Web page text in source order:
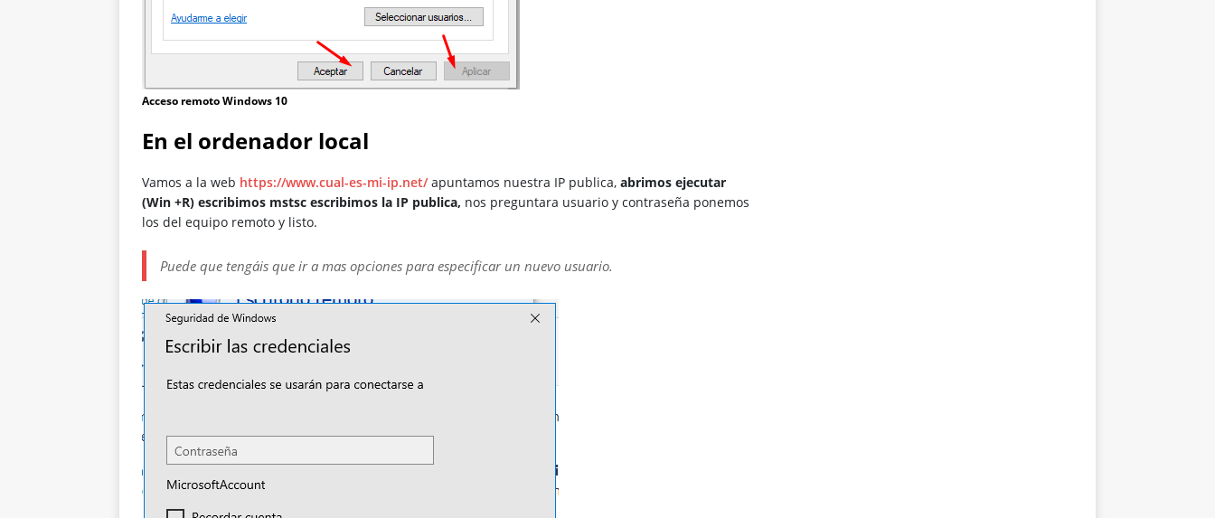
Acceso remoto Windows 10
En el ordenador local
Vamos a la web https://www.cual-es-mi-ip.net/apuntamos nuestra IP publica, abrimos ejecutar
(Win +R) escribimos mstsc escribimos la IP publica, nos preguntara usuario y contraseña ponemos
los del equipo remoto y listo.
Puede que tengáis que ir a mas opciones para especificar un nuevo usuario.